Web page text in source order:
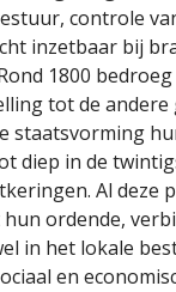
controle
inzetbaar bij
1800
tot de andere
staatsvorming
diep in de
Al deze
ordende,
in het lokale
en